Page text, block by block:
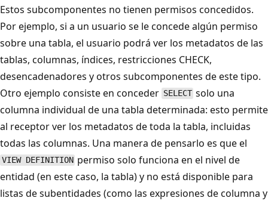
Estos subcomponentes no tienen permisos concedidos.
Por ejemplo, si a un usuario se le concede algún permiso
sobre una tabla, el usuario podrá ver los metadatos de las
tablas, columnas, índices, restricciones CHECK,
desencadenadores y otros subcomponentes de este tipo.
Otro ejemplo consiste en conceder SELECT solo una
columna individual de una tabla determinada: esto permite
al receptor ver los metadatos de toda la tabla, incluidas
todas las columnas. Una manera de pensarlo es que el
VIEW DEFINITION permiso solo funciona en el nivel de
entidad (en este caso, la tabla) y no está disponible para
listas de subentidades (como las expresiones de columna y